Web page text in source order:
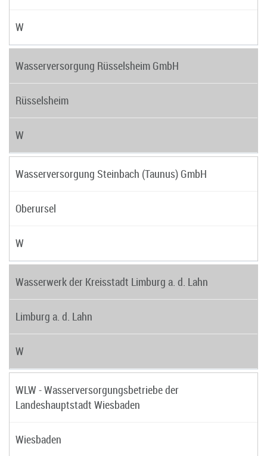
W
Wasserversorgung Rüsselsheim GmbH
Rüsselsheim
W
Wasserversorgung Steinbach (Taunus) GmbH
Oberursel
W
Wasserwerk der Kreisstadt Limburg a. d. Lahn
Limburg a. d. Lahn
W
WLW - Wasserversorgungsbetriebe der
Landeshauptstadt Wiesbaden
Wiesbaden